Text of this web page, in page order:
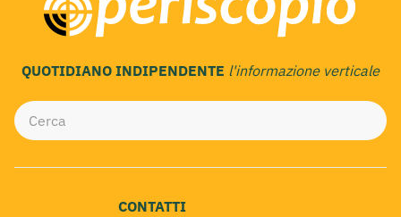
QUOTIDIANO INDIPENDENTE l'informazione verticale
CONTATTI